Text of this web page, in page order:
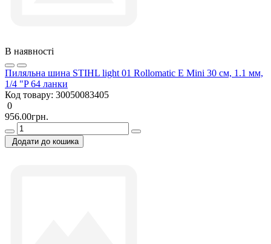
В наявності
Пиляльна шина STIHL light 01 Rollomatic E Mini 30 см, 1.1 мм,
1/4 "P 64 ланки
Код товару: 30050083405
0
956.00грн.
Додати до кошика